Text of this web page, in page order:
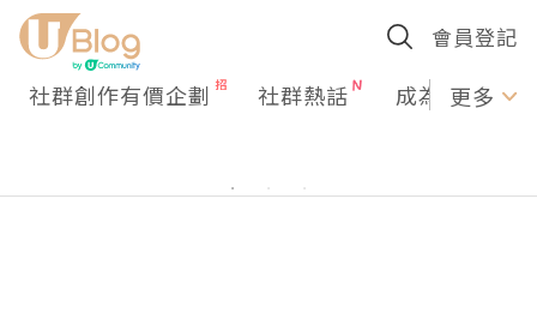
會員登記
社群創作有價企劃 社群熱話 成為U更多